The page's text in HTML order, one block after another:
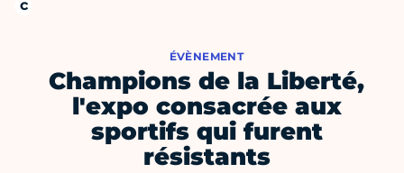
ÉVÈNEMENT
Champions de la Liberté,
l'expo consacrée aux
sportifs qui furent
résistants